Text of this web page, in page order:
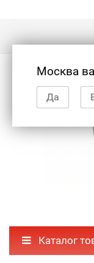
Москва
Да
Каталог